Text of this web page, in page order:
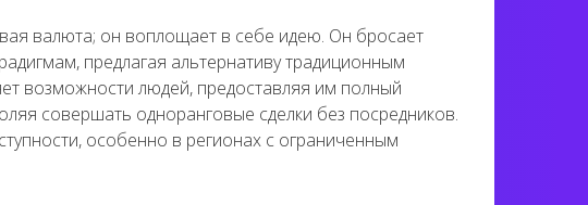
валюта; он воплощает в себе идею. Он бросает
предлагая альтернативу традиционным
возможности людей, предоставляя им полный
совершать одноранговые сделки без посредников.
особенно в регионах с ограниченным